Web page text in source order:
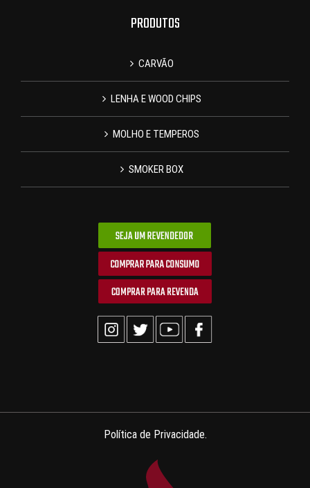
PRODUTOS
CARVÃO
LENHA E WOOD CHIPS
MOLHO E TEMPEROS
SMOKER BOX
Política de Privacidade.